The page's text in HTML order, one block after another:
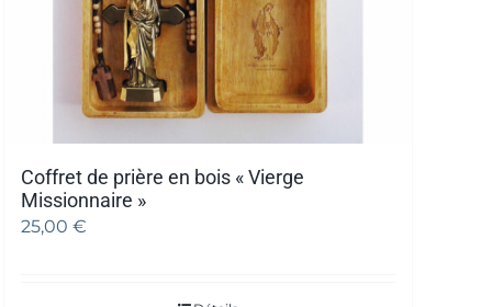
Coffret de prière en bois « Vierge
Missionnaire »
25,00 €